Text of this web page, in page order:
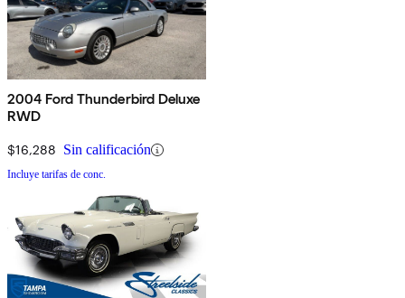
2004 Ford Thunderbird Deluxe
RWD
$16,288 Sin calificación
Incluye tarifas de conc.